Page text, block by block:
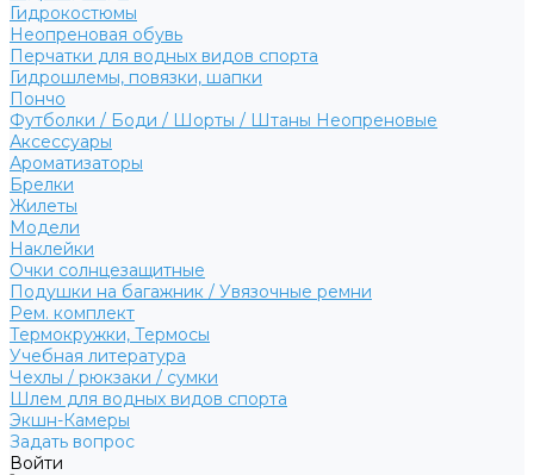
Гидрокостюмы
Неопреновая обувь
Перчатки для водных видов спорта
Гидрошлемы, повязки, шапки
Пончо
Футболки / Боди / Шорты / Штаны Неопреновые
Аксессуары
Ароматизаторы
Брелки
Жилеты
Модели
Наклейки
Очки солнцезащитные
Подушки на багажник / Увязочные ремни
Рем. комплект
Термокружки, Термосы
Учебная литература
Чехлы / рюкзаки / сумки
Шлем для водных видов спорта
Экшн-Камеры
Задать вопрос
Войти